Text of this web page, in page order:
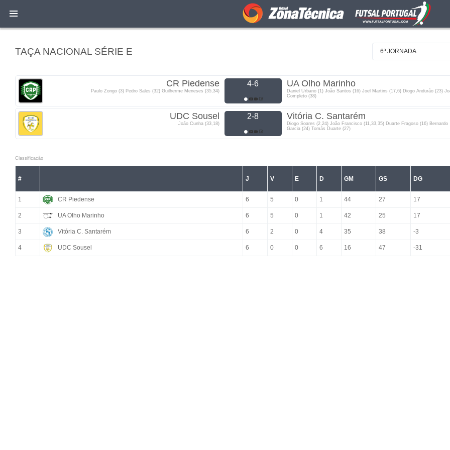
TAÇA NACIONAL SÉRIE E 6ª JORNADA
CR Piedense
Paulo Zongo (3) Pedro Sales (32) Guilherme Meneses (35,34)
4-6 UA Olho Marinho
Daniel Urbano (1) João Santos (16) Joel Martins (17,6) Diogo Andurão (23)
Completo (38)
UDC Sousel
João Cunha (33,18)
2-8 Vitória C. Santarém
Diogo Soares (2,24) João Francisco (11,33,35) Duarte Fragoso (16) Bernardo
Garcia (24) Tomás Duarte (27)
Classificacão
# J V E D GM GS DG
1 CR Piedense 6 5 0 1 44 27 17
2 UA Olho Marinho 6 5 0 1 42 25 17
3 Vitória C. Santarém 6 2 0 4 35 38 -3
4 UDC Sousel 6 0 0 6 16 47 -31